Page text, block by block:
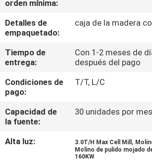
DE
CALIDAD
ÉNTRENOS
EN
CONTACTO
CON
orden mínima:
Detalles de
empaquetado:
caja de la madera
Tiempo de
entrega:
Con 1-2 meses de
después del pago
Condiciones de
pago:
T/T, L/C
Capacidad de
la fuente:
30 unidades por mes
Alta luz: 3.0T/H Max Cell Mill ,
Molino de pulido mojado
160KW